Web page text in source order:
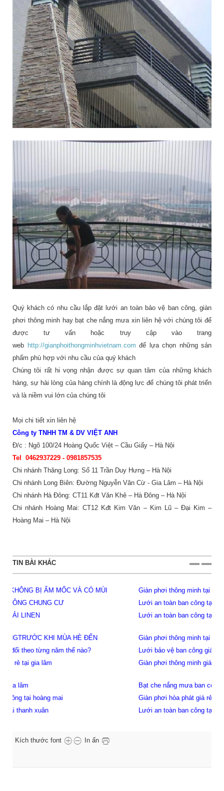
Quý khách có nhu cầu lắp đặt lưới an toàn bảo vệ ban công, giàn
phơi thông minh hay bạt che nắng mưa xin liên hệ với chúng tôi để
được tư vấn hoặc truy cập vào trang
web http://gianphoithongminhvietnam.com để lựa chọn những sản
phẩm phù hợp với nhu cầu của quý khách
Chúng tôi rất hi vọng nhận được sự quan tâm của những khách
hàng, sự hài lòng của hàng chính là động lực để chúng tôi phát triển
và là niềm vui lớn của chúng tôi
Mọi chi tiết xin liên hệ
Công ty TNHH TM & DV VIỆT ANH
Đ/c : Ngõ 100/24 Hoàng Quốc Việt – Cầu Giấy – Hà Nội
Tel 0462937229 - 0981857535
Chi nhánh Thăng Long: Số 11 Trần Duy Hưng – Hà Nội
Chi nhánh Long Biên: Đường Nguyễn Văn Cừ - Gia Lâm – Hà Nội
Chi nhánh Hà Đông: CT11 Kđt Văn Khê – Hà Đông – Hà Nội
Chi nhánh Hoàng Mai: CT12 Kđt Kim Văn – Kim Lũ – Đại Kim –
Hoàng Mai – Hà Nội
TIN BÀI KHÁC
Giàn phơi thông minh tại cầu giấy
Lưới an toàn ban công tại cầu giấy
Lưới an toàn ban công tại gia lâm
Giàn phơi thông minh tại gia lâm
Lưới bảo vệ ban công giá rẻ tại hoàng mai
Giàn phơi thông minh giá rẻ tại hoàng mai
Bạt che nắng mưa ban công hoàng mai
Giàn phơi hòa phát giá rẻ hoàng mai
Lưới an toàn ban công tại hoàng mai
Kích thước font In ấn